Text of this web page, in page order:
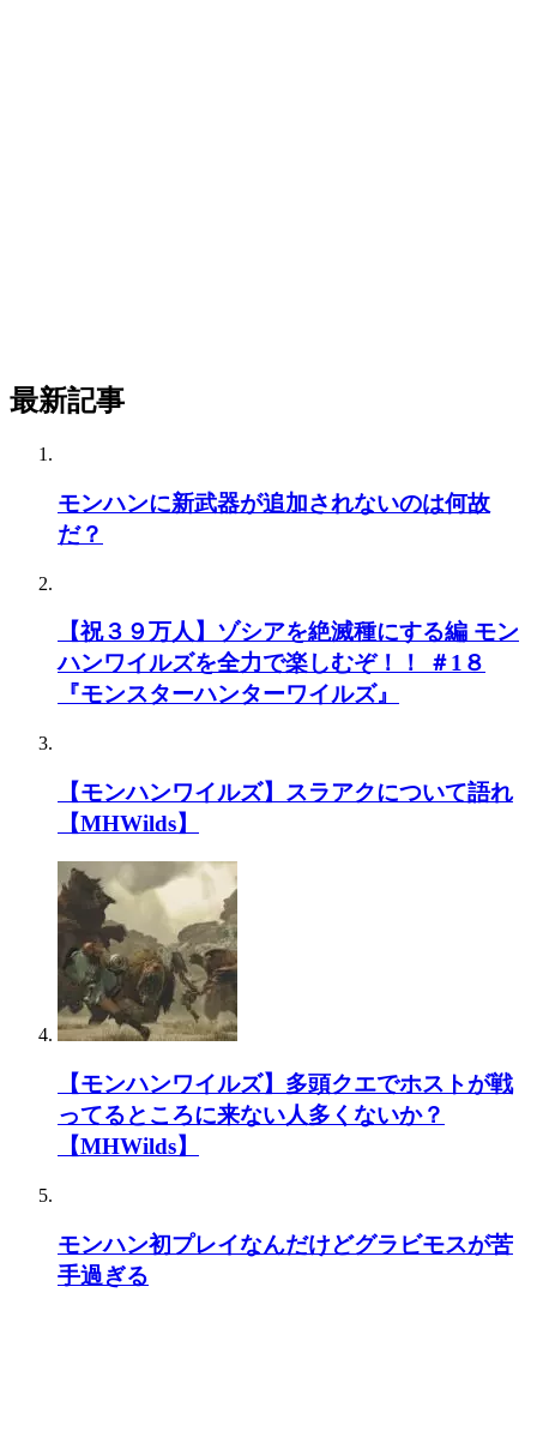
最新記事
モンハンに新武器が追加されないのは何故
だ？
【祝３９万人】ゾシアを絶滅種にする編 モン
ハンワイルズを全力で楽しむぞ！！ ＃1８
『モンスターハンターワイルズ』
【モンハンワイルズ】スラアクについて語れ
【MHWilds】
【モンハンワイルズ】多頭クエでホストが戦
ってるところに来ない人多くないか？
【MHWilds】
モンハン初プレイなんだけどグラビモスが苦
手過ぎる